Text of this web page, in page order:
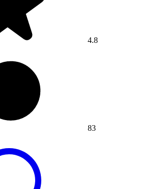
4.8
83